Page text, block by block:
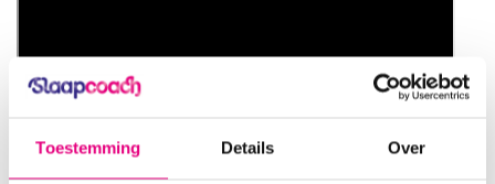
Toestemming Details Over